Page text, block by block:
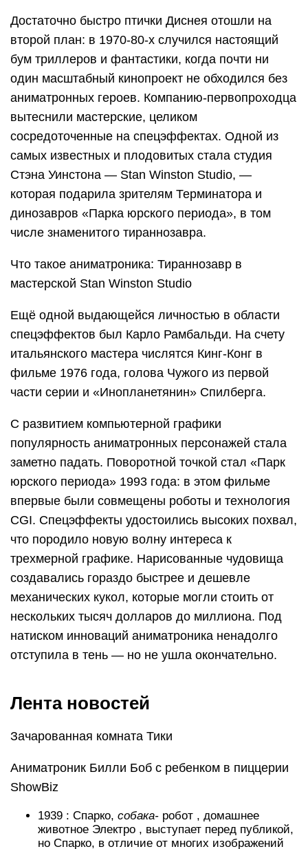
Достаточно быстро птички Диснея отошли на
второй план: в 1970-80-х случился настоящий
бум триллеров и фантастики, когда почти ни
один масштабный кинопроект не обходился без
аниматронных героев. Компанию-первопроходца
вытеснили мастерские, целиком
сосредоточенные на спецэффектах. Одной из
самых известных и плодовитых стала студия
Стэна Уинстона — Stan Winston Studio, —
которая подарила зрителям Терминатора и
динозавров «Парка юрского периода», в том
числе знаменитого тираннозавра.
Что такое аниматроника: Тираннозавр в
мастерской Stan Winston Studio
Ещё одной выдающейся личностью в области
спецэффектов был Карло Рамбальди. На счету
итальянского мастера числятся Кинг-Конг в
фильме 1976 года, голова Чужого из первой
части серии и «Инопланетянин» Спилберга.
С развитием компьютерной графики
популярность аниматронных персонажей стала
заметно падать. Поворотной точкой стал «Парк
юрского периода» 1993 года: в этом фильме
впервые были совмещены роботы и технология
CGI. Спецэффекты удостоились высоких похвал,
что породило новую волну интереса к
трехмерной графике. Нарисованные чудовища
создавались гораздо быстрее и дешевле
механических кукол, которые могли стоить от
нескольких тысяч долларов до миллиона. Под
натиском инноваций аниматроника ненадолго
отступила в тень — но не ушла окончательно.
Лента новостей
Зачарованная комната Тики
Аниматроник Билли Боб с ребенком в пиццерии
ShowBiz
1939 : Спарко, собака- робот , домашнее
животное Электро , выступает перед публикой,
но Спарко, в отличие от многих изображений